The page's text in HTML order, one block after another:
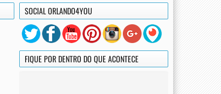
SOCIAL ORLANDO4YOU
FIQUE POR DENTRO DO QUE ACONTECE